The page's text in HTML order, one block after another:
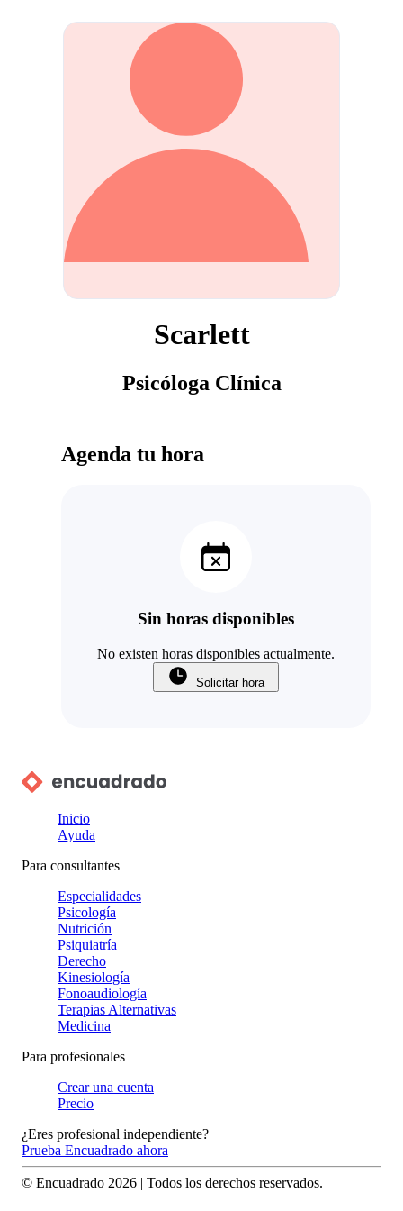
Scarlett
Psicóloga Clínica
Agenda tu hora
Sin horas disponibles
No existen horas disponibles actualmente.
Solicitar hora
Inicio
Ayuda
Para consultantes
Especialidades
Psicología
Nutrición
Psiquiatría
Derecho
Kinesiología
Fonoaudiología
Terapias Alternativas
Medicina
Para profesionales
Crear una cuenta
Precio
¿Eres profesional independiente?
Prueba Encuadrado ahora
© Encuadrado 2026 | Todos los derechos reservados.